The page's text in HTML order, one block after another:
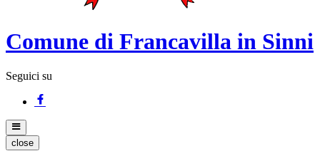
Comune di Francavilla in Sinni
Seguici su
close